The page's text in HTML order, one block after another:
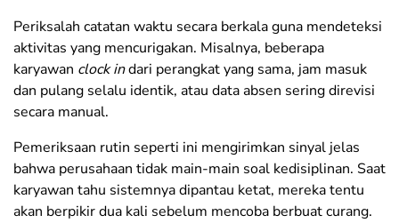
Periksalah catatan waktu secara berkala guna mendeteksi
aktivitas yang mencurigakan. Misalnya, beberapa
karyawan clock indari perangkat yang sama, jam masuk
dan pulang selalu identik, atau data absen sering direvisi
secara manual.
Pemeriksaan rutin seperti ini mengirimkan sinyal jelas
bahwa perusahaan tidak main-main soal kedisiplinan. Saat
karyawan tahu sistemnya dipantau ketat, mereka tentu
akan berpikir dua kali sebelum mencoba berbuat curang.